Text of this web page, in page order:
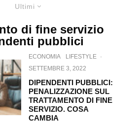
Ultimi
di fine servizio
pubblici
ECONOMIA LIFESTYLE ·
SETTEMBRE 3, 2022
DIPENDENTI PUBBLICI:
PENALIZZAZIONE SUL
TRATTAMENTO DI FINE
SERVIZIO. COSA
CAMBIA